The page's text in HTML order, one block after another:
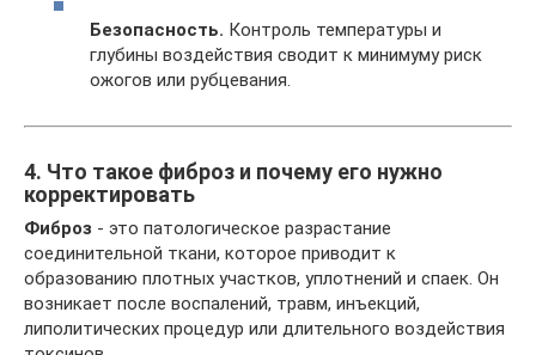
Безопасность. Контроль температуры и
глубины воздействия сводит к минимуму риск
ожогов или рубцевания.
4. Что такое фиброз и почему его нужно
корректировать
Фиброз - это патологическое разрастание
соединительной ткани, которое приводит к
образованию плотных участков, уплотнений и спаек. Он
возникает после воспалений, травм, инъекций,
липолитических процедур или длительного воздействия